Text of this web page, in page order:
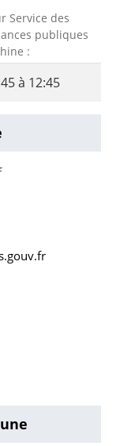
Service des
publiques
:
à 12:45